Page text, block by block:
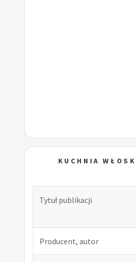
KUCHNIA
Tytuł publikacji
Producent, autor